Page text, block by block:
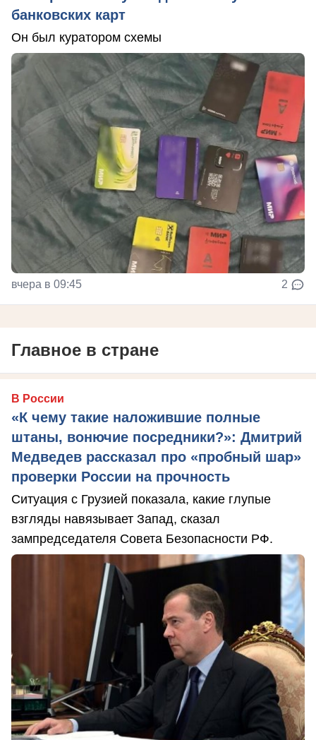
банковских карт
Он был куратором схемы
вчера в 09:45 2
Главное в стране
В России
«К чему такие наложившие полные
штаны, вонючие посредники?»: Дмитрий
Медведев рассказал про «пробный шар»
проверки России на прочность
Ситуация с Грузией показала, какие глупые
взгляды навязывает Запад, сказал
зампредседателя Совета Безопасности РФ.